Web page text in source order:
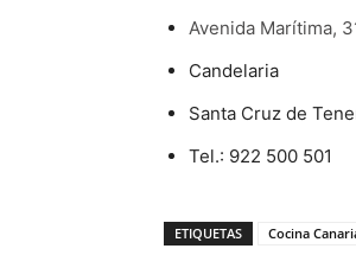
Avenida Marítima,
Candelaria
Santa Cruz de
Tel.: 922 500 501
ETIQUETAS Cocina